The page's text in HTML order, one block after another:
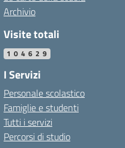
Archivio
Visite totali
104629
I Servizi
Personale scolastico
Famiglie e studenti
Tutti i servizi
Percorsi di studio